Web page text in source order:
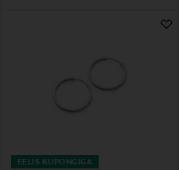
EELIS KUPONGIGA